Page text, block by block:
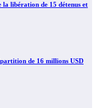
libération de 15 détenus et
de 16 millions USD